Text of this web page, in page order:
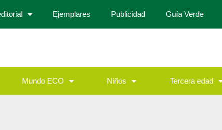
Ejemplares Publicidad Guía Verde
Mundo ECO Niños Tercera edad